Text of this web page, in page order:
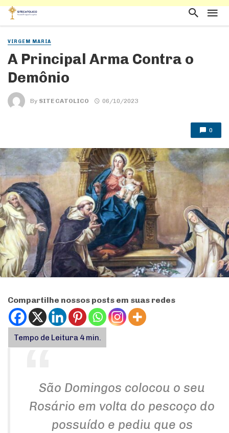
VIRGEM MARIA
A Principal Arma Contra o
Demônio
By SITE CATOLICO 06/10/2023
0
Compartilhe nossos posts em suas redes
São Domingos colocou o seu
Rosário em volta do pescoço do
possuído e pediu que os